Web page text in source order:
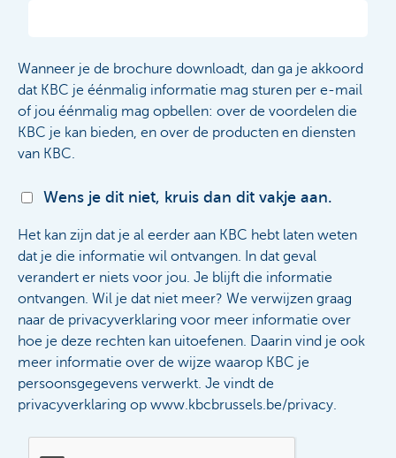
Wanneer je de brochure downloadt, dan ga je akkoord
dat KBC je éénmalig informatie mag sturen per e-mail
of jou éénmalig mag opbellen: over de voordelen die
KBC je kan bieden, en over de producten en diensten
van KBC.
Wens je dit niet, kruis dan dit vakje aan.
Het kan zijn dat je al eerder aan KBC hebt laten weten
dat je die informatie wil ontvangen. In dat geval
verandert er niets voor jou. Je blijft die informatie
ontvangen. Wil je dat niet meer? We verwijzen graag
naar de privacyverklaring voor meer informatie over
hoe je deze rechten kan uitoefenen. Daarin vind je ook
meer informatie over de wijze waarop KBC je
persoonsgegevens verwerkt. Je vindt de
privacyverklaring op www.kbcbrussels.be/privacy.